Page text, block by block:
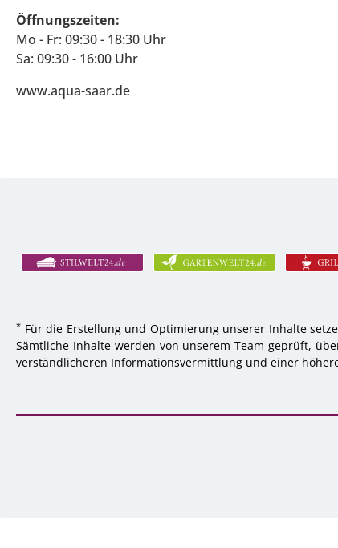
Öffnungszeiten:
Mo - Fr: 09:30 - 18:30 Uhr
Sa: 09:30 - 16:00 Uhr
www.aqua-saar.de
* Für die Erstellung und Optimierung unserer Inhalte
Sämtliche Inhalte werden von unserem Team geprüft,
verständlicheren Informationsvermittlung und einer